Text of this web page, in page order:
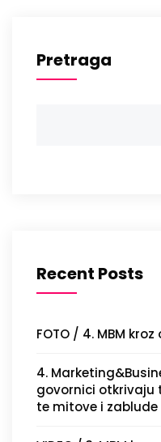
Pretraga
Recent Posts
FOTO / 4. MBM
4.
govornici otkrivaju
te mitove i